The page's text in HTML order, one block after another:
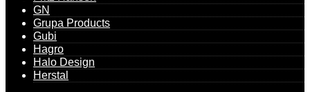
GN
Grupa Products
Gubi
Hagro
Halo Design
Herstal